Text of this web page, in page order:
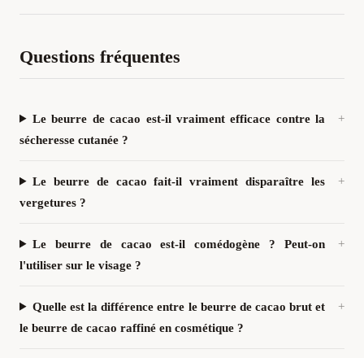
Questions fréquentes
Le beurre de cacao est-il vraiment efficace contre la
sécheresse cutanée ?
Le beurre de cacao fait-il vraiment disparaître les
vergetures ?
Le beurre de cacao est-il comédogène ? Peut-on
l'utiliser sur le visage ?
Quelle est la différence entre le beurre de cacao brut et
le beurre de cacao raffiné en cosmétique ?